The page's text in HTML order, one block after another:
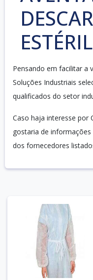
ESTÉRIL
Pensando em facilitar a
Soluções Industriais
qualificados do setor
Caso haja interesse por
gostaria de
dos fornecedores